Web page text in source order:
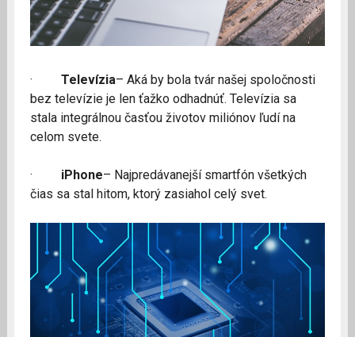
· Televízia– Aká by bola tvár našej spoločnosti
bez televízie je len ťažko odhadnúť. Televízia sa
stala integrálnou časťou životov miliónov ľudí na
celom svete.
· iPhone– Najpredávanejší smartfón všetkých
čias sa stal hitom, ktorý zasiahol celý svet.